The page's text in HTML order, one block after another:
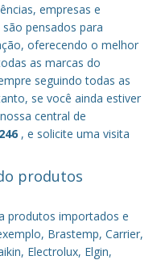
empresas e
pensados para
oferecendo o melhor
as marcas do
seguindo todas as
se você ainda estiver
central de
, e solicite uma visita
produtos
produtos importados e
Brastemp, Carrier,
Electrolux, Elgin,